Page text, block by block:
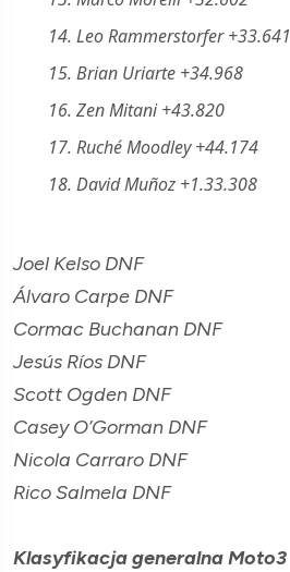
14. Leo Rammerstorfer +33.641
15. Brian Uriarte +34.968
16. Zen Mitani +43.820
17. Ruché Moodley +44.174
18. David Muñoz +1.33.308
Joel Kelso DNF
Álvaro Carpe DNF
Cormac Buchanan DNF
Jesús Ríos DNF
Scott Ogden DNF
Casey O’Gorman DNF
Nicola Carraro DNF
Rico Salmela DNF
Klasyfikacja generalna Moto3